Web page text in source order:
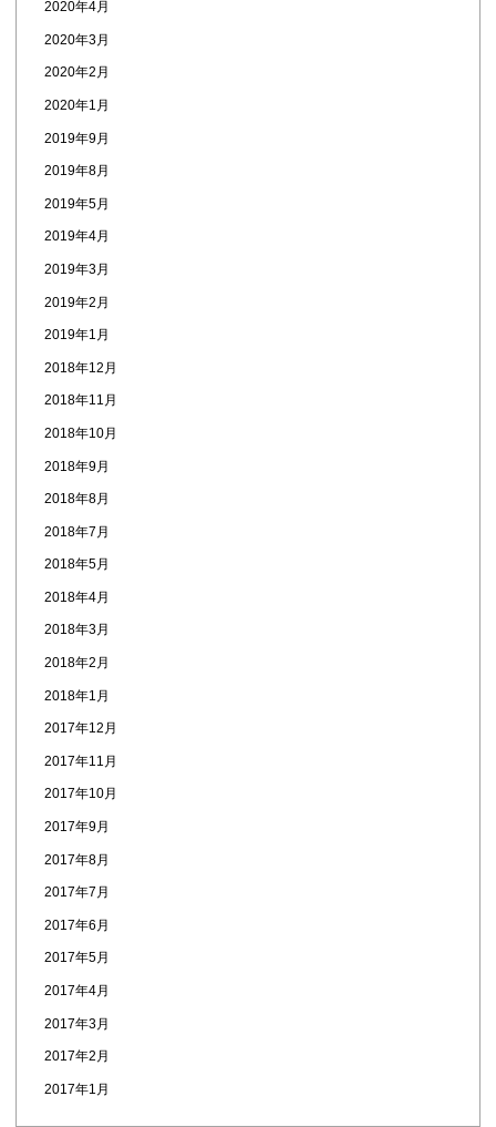
2020年4月
2020年3月
2020年2月
2020年1月
2019年9月
2019年8月
2019年5月
2019年4月
2019年3月
2019年2月
2019年1月
2018年12月
2018年11月
2018年10月
2018年9月
2018年8月
2018年7月
2018年5月
2018年4月
2018年3月
2018年2月
2018年1月
2017年12月
2017年11月
2017年10月
2017年9月
2017年8月
2017年7月
2017年6月
2017年5月
2017年4月
2017年3月
2017年2月
2017年1月